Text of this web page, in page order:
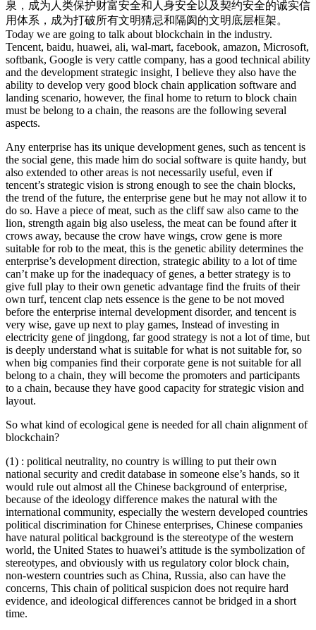
泉，成为人类保护财富安全和人身安全以及契约安全的诚实信
用体系，成为打破所有文明猜忌和隔阂的文明底层框架。
Today we are going to talk about blockchain in the industry.
Tencent, baidu, huawei, ali, wal-mart, facebook, amazon, Microsoft,
softbank, Google is very cattle company, has a good technical ability
and the development strategic insight, I believe they also have the
ability to develop very good block chain application software and
landing scenario, however, the final home to return to block chain
must be belong to a chain, the reasons are the following several
aspects.
Any enterprise has its unique development genes, such as tencent is
the social gene, this made him do social software is quite handy, but
also extended to other areas is not necessarily useful, even if
tencent’s strategic vision is strong enough to see the chain blocks,
the trend of the future, the enterprise gene but he may not allow it to
do so. Have a piece of meat, such as the cliff saw also came to the
lion, strength again big also useless, the meat can be found after it
crows away, because the crow have wings, crow gene is more
suitable for rob to the meat, this is the genetic ability determines the
enterprise’s development direction, strategic ability to a lot of time
can’t make up for the inadequacy of genes, a better strategy is to
give full play to their own genetic advantage find the fruits of their
own turf, tencent clap nets essence is the gene to be not moved
before the enterprise internal development disorder, and tencent is
very wise, gave up next to play games, Instead of investing in
electricity gene of jingdong, far good strategy is not a lot of time, but
is deeply understand what is suitable for what is not suitable for, so
when big companies find their corporate gene is not suitable for all
belong to a chain, they will become the promoters and participants
to a chain, because they have good capacity for strategic vision and
layout.
So what kind of ecological gene is needed for all chain alignment of
blockchain?
(1) : political neutrality, no country is willing to put their own
national security and credit database in someone else’s hands, so it
would rule out almost all the Chinese background of enterprise,
because of the ideology difference makes the natural with the
international community, especially the western developed countries
political discrimination for Chinese enterprises, Chinese companies
have natural political background is the stereotype of the western
world, the United States to huawei’s attitude is the symbolization of
stereotypes, and obviously with us regulatory color block chain,
non-western countries such as China, Russia, also can have the
concerns, This chain of political suspicion does not require hard
evidence, and ideological differences cannot be bridged in a short
time.